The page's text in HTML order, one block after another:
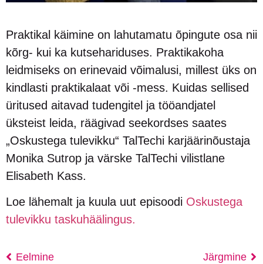
Praktikal käimine on lahutamatu õpingute osa nii
kõrg- kui ka kutsehariduses. Praktikakoha
leidmiseks on erinevaid võimalusi, millest üks on
kindlasti praktikalaat või -mess. Kuidas sellised
üritused aitavad tudengitel ja tööandjatel
üksteist leida, räägivad seekordses saates
„Oskustega tulevikku“ TalTechi karjäärinõustaja
Monika Sutrop ja värske TalTechi vilistlane
Elisabeth Kass.
Loe lähemalt ja kuula uut episoodi Oskustega
tulevikku taskuhäälingus.
Eelmine Järgmine